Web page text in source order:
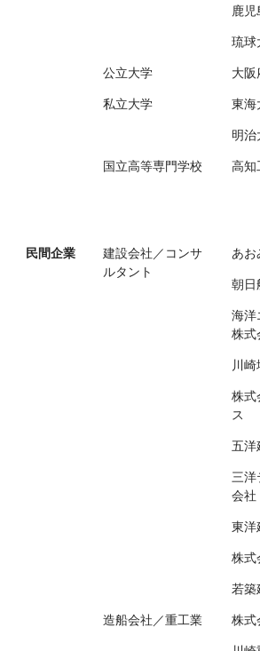
鹿
琉球
公立大学 大阪
私立大学 東海
明治
国立高等専門学校 高知
民間企業
建設会社／コンサ
ルタント
あお
朝日
海洋
株式
川
株式
ス
五洋
三洋
会社
東洋
株式
若築
造船会社／重工業 株式